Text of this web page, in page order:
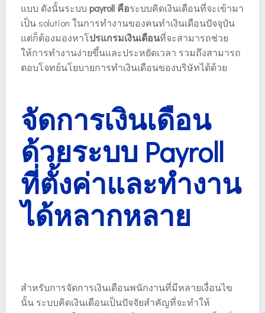
แบบ ดังนั้นระบบ payroll คือระบบคิดเงินเดือนที่จะเข้ามา
เป็น solution ในการทำงานของคนทำเงินเดือนปัจจุบัน
แต่ก็ต้องมองหาโปรแกรมเงินเดือนที่จะสามารถช่วย
ให้การทำงานง่ายขึ้นและประหยัดเวลา รวมถึงสามารถ
ตอบโจทย์นโยบายการทำเงินเดือนของบริษัทได้ด้วย
จัดการเงินเดือน
ด้วยระบบ Payroll
ที่ตั้งค่าและทำงาน
ได้หลากหลาย
สำหรับการจัดการเงินเดือนพนักงานที่มีหลายเงื่อนไข
นั้น ระบบคิดเงินเดือนเป็นปัจจัยสำคัญที่จะทำให้